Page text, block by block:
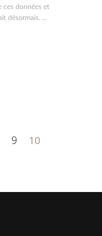
ces données et
désormais.
9 10